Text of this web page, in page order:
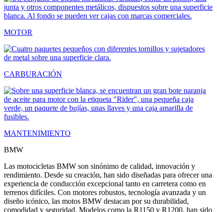
MOTOR
CARBURACIÓN
MANTENIMIENTO
BMW
Las motocicletas BMW son sinónimo de calidad, innovación y
rendimiento. Desde su creación, han sido diseñadas para ofrecer una
experiencia de conducción excepcional tanto en carretera como en
terrenos difíciles. Con motores robustos, tecnología avanzada y un
diseño icónico, las motos BMW destacan por su durabilidad,
comodidad y seguridad. Modelos como la R1150 y R1200, han sido